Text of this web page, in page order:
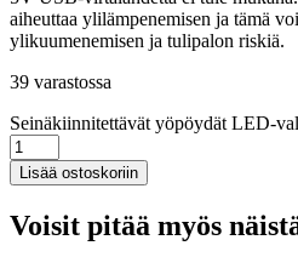
aiheuttaa ylilämpenemisen ja tämä
ylikuumenemisen ja tulipalon riskiä.
39 varastossa
Seinäkiinnitettävät yöpöydät LED-
Lisää ostoskoriin
Voisit pitää myös